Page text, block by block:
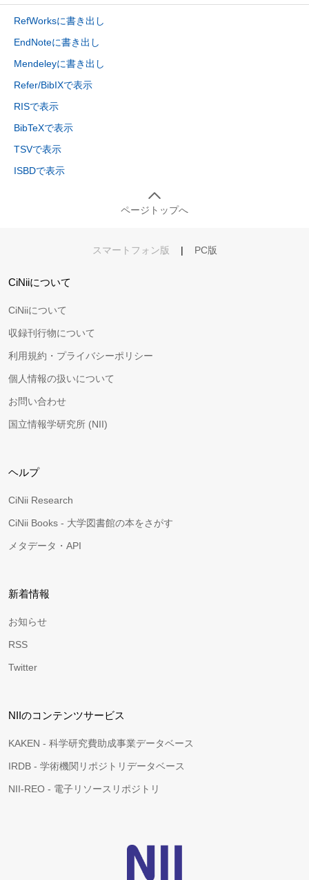
RefWorksに書き出し
EndNoteに書き出し
Mendeleyに書き出し
Refer/BibIXで表示
RISで表示
BibTeXで表示
TSVで表示
ISBDで表示
ページトップへ
スマートフォン版 | PC版
CiNiiについて
CiNiiについて
収録刊行物について
利用規約・プライバシーポリシー
個人情報の扱いについて
お問い合わせ
国立情報学研究所 (NII)
ヘルプ
CiNii Research
CiNii Books - 大学図書館の本をさがす
メタデータ・API
新着情報
お知らせ
RSS
Twitter
NIIのコンテンツサービス
KAKEN - 科学研究費助成事業データベース
IRDB - 学術機関リポジトリデータベース
NII-REO - 電子リソースリポジトリ